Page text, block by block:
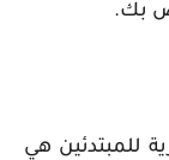
بك.
للمبتدئين هي